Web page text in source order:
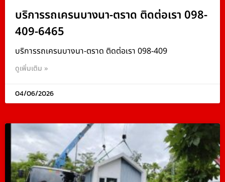
บริการรถเครนบางนา-ตราด ติดต่อเรา 098-
409-6465
บริการรถเครนบางนา-ตราด ติดต่อเรา 098-409
ดูเพิ่มเติม »
04/06/2026